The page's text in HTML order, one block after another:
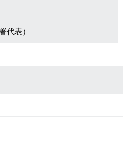
代表）